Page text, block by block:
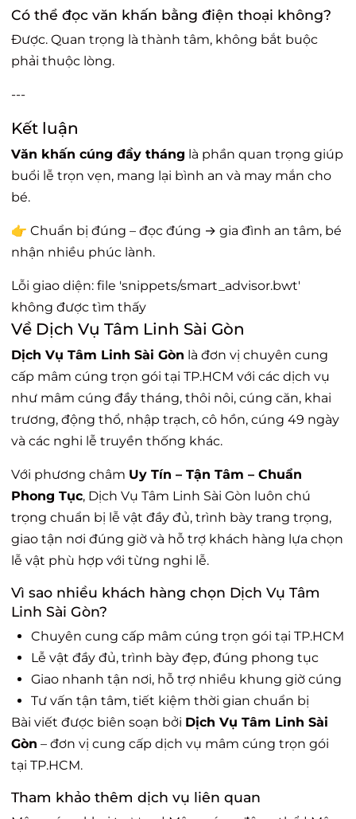
Có thể đọc văn khấn bằng điện thoại không?
Được. Quan trọng là thành tâm, không bắt buộc
phải thuộc lòng.
---
Kết luận
Văn khấn cúng đầy tháng là phần quan trọng giúp
buổi lễ trọn vẹn, mang lại bình an và may mắn cho
bé.
👉 Chuẩn bị đúng – đọc đúng → gia đình an tâm, bé
nhận nhiều phúc lành.
Lỗi giao diện: file 'snippets/smart_advisor.bwt'
không được tìm thấy
Về Dịch Vụ Tâm Linh Sài Gòn
Dịch Vụ Tâm Linh Sài Gòn là đơn vị chuyên cung
cấp mâm cúng trọn gói tại TP.HCM với các dịch vụ
như mâm cúng đầy tháng, thôi nôi, cúng căn, khai
trương, động thổ, nhập trạch, cô hồn, cúng 49 ngày
và các nghi lễ truyền thống khác.
Với phương châm Uy Tín – Tận Tâm – Chuẩn
Phong Tục, Dịch Vụ Tâm Linh Sài Gòn luôn chú
trọng chuẩn bị lễ vật đầy đủ, trình bày trang trọng,
giao tận nơi đúng giờ và hỗ trợ khách hàng lựa chọn
lễ vật phù hợp với từng nghi lễ.
Vì sao nhiều khách hàng chọn Dịch Vụ Tâm
Linh Sài Gòn?
Chuyên cung cấp mâm cúng trọn gói tại TP.HCM
Lễ vật đầy đủ, trình bày đẹp, đúng phong tục
Giao nhanh tận nơi, hỗ trợ nhiều khung giờ cúng
Tư vấn tận tâm, tiết kiệm thời gian chuẩn bị
Bài viết được biên soạn bởi Dịch Vụ Tâm Linh Sài
Gòn – đơn vị cung cấp dịch vụ mâm cúng trọn gói
tại TP.HCM.
Tham khảo thêm dịch vụ liên quan